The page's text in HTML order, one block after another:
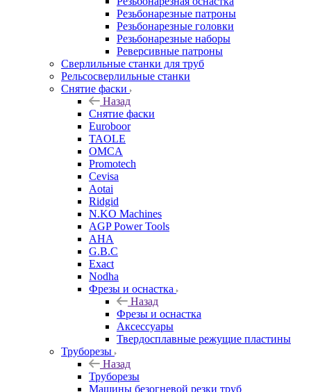
Резьбонарезные патроны
Резьбонарезные головки
Резьбонарезные наборы
Реверсивные патроны
Сверлильные станки для труб
Рельсосверлильные станки
Снятие фаски
Назад
Снятие фаски
Euroboor
TAOLE
OMCA
Promotech
Cevisa
Aotai
Ridgid
N.KO Machines
AGP Power Tools
AHA
G.B.C
Exact
Nodha
Фрезы и оснастка
Назад
Фрезы и оснастка
Аксессуары
Твердосплавные режущие пластины
Труборезы
Назад
Труборезы
Машины безогневой резки труб